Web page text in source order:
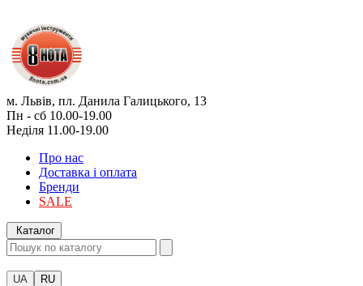
м. Львів, пл. Данила Галицького, 13
Пн - сб 10.00-19.00
Неділя 11.00-19.00
Про нас
Доставка і оплата
Бренди
SALE
Каталог
UA RU